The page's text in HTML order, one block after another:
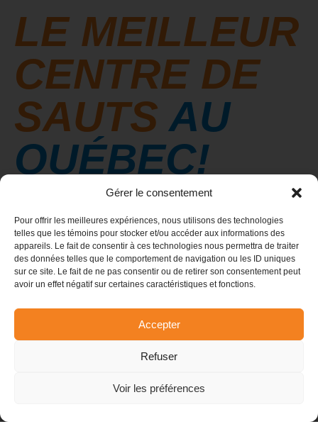
Gérer le consentement
Pour offrir les meilleures expériences, nous utilisons des technologies
telles que les témoins pour stocker et/ou accéder aux informations des
appareils. Le fait de consentir à ces technologies nous permettra de traiter
des données telles que le comportement de navigation ou les ID uniques
sur ce site. Le fait de ne pas consentir ou de retirer son consentement peut
avoir un effet négatif sur certaines caractéristiques et fonctions.
Accepter
Refuser
Voir les préférences
LE MEILLEUR
CENTRE DE
SAUTS AU
QUÉBEC!
Les centres de trampolines Elevation Trampolines
sont les meilleurs centres d’amusement pour
enfants et ados au Québec. Nos centres
d’amusement sont axés sur le plaisir, la famille et
la sécurité avant tout.
Les activités offertes sont incroyables. Les enfants
énergies et s’amuser comme des fous.
Trampolines, escalade, sauts, parcours
toute la famille et les amis garanti.
Avez-vous essayé notre section bistro? Nos plats